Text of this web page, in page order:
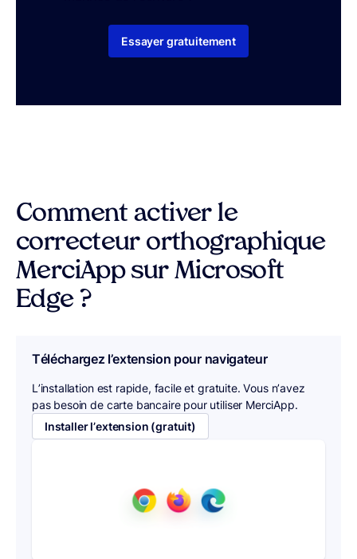
Essayer gratuitement
Comment activer le
correcteur orthographique
MerciApp sur Microsoft
Edge ?
Téléchargez l’extension pour navigateur
L’installation est rapide, facile et gratuite. Vous n’avez
pas besoin de carte bancaire pour utiliser MerciApp.
Installer l’extension (gratuit)